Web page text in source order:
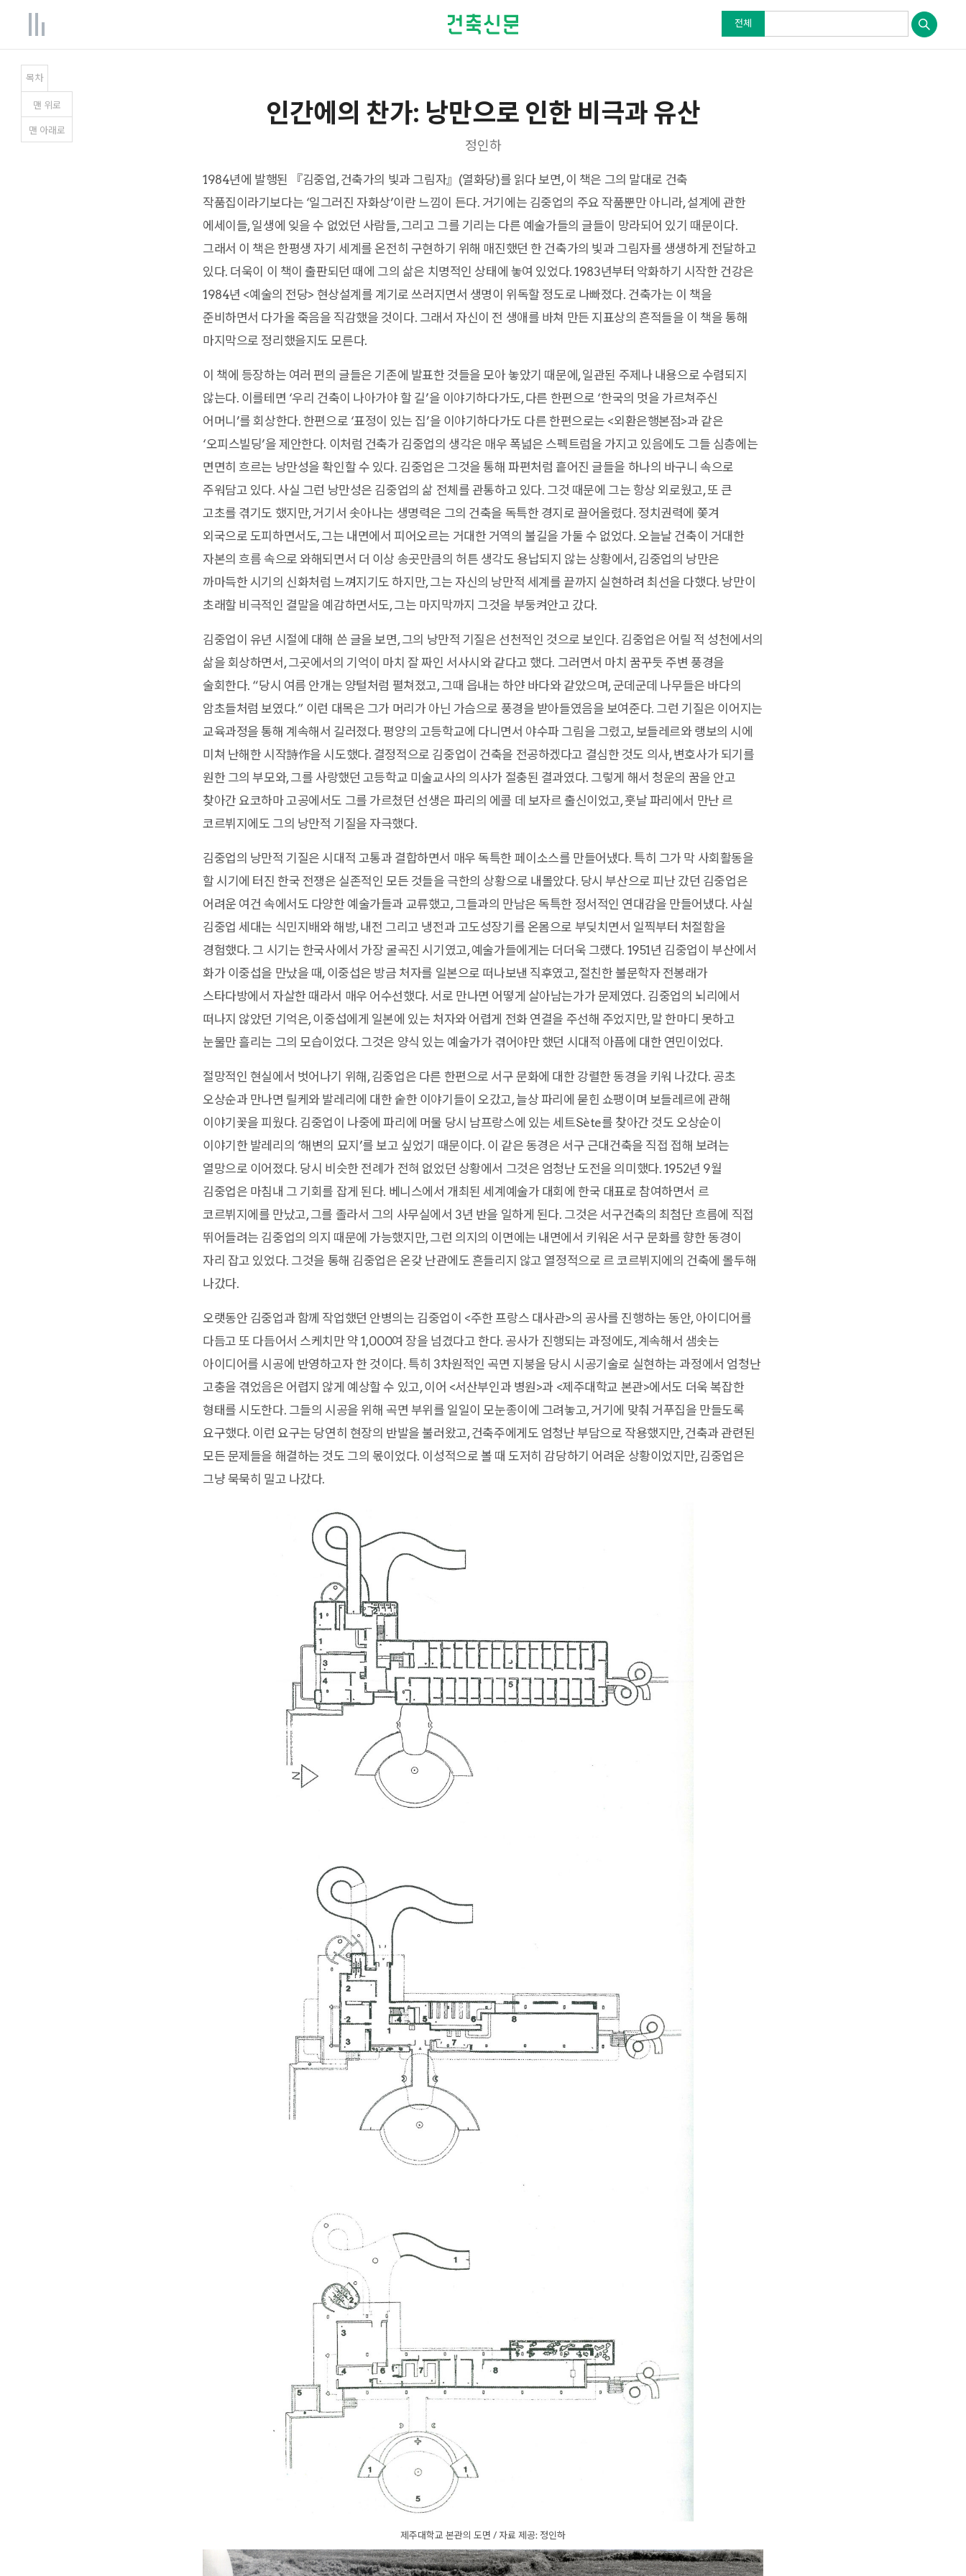
전체
목차
인간에의 찬가: 낭만으로 인한 비극과 유산
정인하
1984년에 발행된 『김중업, 건축가의 빛과 그림자』(열화당)를 읽다 보면, 이 책은 그의 말대로 건축
작품집이라기보다는 ‘일그러진 자화상’이란 느낌이 든다. 거기에는 김중업의 주요 작품뿐만 아니라, 설계에 관한
에세이들, 일생에 잊을 수 없었던 사람들, 그리고 그를 기리는 다른 예술가들의 글들이 망라되어 있기 때문이다.
그래서 이 책은 한평생 자기 세계를 온전히 구현하기 위해 매진했던 한 건축가의 빛과 그림자를 생생하게 전달하고
있다. 더욱이 이 책이 출판되던 때에 그의 삶은 치명적인 상태에 놓여 있었다. 1983년부터 악화하기 시작한 건강은
1984년 <예술의 전당> 현상설계를 계기로 쓰러지면서 생명이 위독할 정도로 나빠졌다. 건축가는 이 책을
준비하면서 다가올 죽음을 직감했을 것이다. 그래서 자신이 전 생애를 바쳐 만든 지표상의 흔적들을 이 책을 통해
마지막으로 정리했을지도 모른다.
이 책에 등장하는 여러 편의 글들은 기존에 발표한 것들을 모아 놓았기 때문에, 일관된 주제나 내용으로 수렴되지
않는다. 이를테면 ‘우리 건축이 나아가야 할 길’을 이야기하다가도, 다른 한편으로 ‘한국의 멋을 가르쳐주신
어머니’를 회상한다. 한편으로 ‘표정이 있는 집’을 이야기하다가도 다른 한편으로는 <외환은행본점>과 같은
‘오피스빌딩’을 제안한다. 이처럼 건축가 김중업의 생각은 매우 폭넓은 스펙트럼을 가지고 있음에도 그들 심층에는
면면히 흐르는 낭만성을 확인할 수 있다. 김중업은 그것을 통해 파편처럼 흩어진 글들을 하나의 바구니 속으로
주워담고 있다. 사실 그런 낭만성은 김중업의 삶 전체를 관통하고 있다. 그것 때문에 그는 항상 외로웠고, 또 큰
고초를 겪기도 했지만, 거기서 솟아나는 생명력은 그의 건축을 독특한 경지로 끌어올렸다. 정치권력에 쫓겨
외국으로 도피하면서도, 그는 내면에서 피어오르는 거대한 거역의 불길을 가둘 수 없었다. 오늘날 건축이 거대한
자본의 흐름 속으로 와해되면서 더 이상 송곳만큼의 허튼 생각도 용납되지 않는 상황에서, 김중업의 낭만은
까마득한 시기의 신화처럼 느껴지기도 하지만, 그는 자신의 낭만적 세계를 끝까지 실현하려 최선을 다했다. 낭만이
초래할 비극적인 결말을 예감하면서도, 그는 마지막까지 그것을 부둥켜안고 갔다.
김중업이 유년 시절에 대해 쓴 글을 보면, 그의 낭만적 기질은 선천적인 것으로 보인다. 김중업은 어릴 적 성천에서의
삶을 회상하면서, 그곳에서의 기억이 마치 잘 짜인 서사시와 같다고 했다. 그러면서 마치 꿈꾸듯 주변 풍경을
술회한다. “당시 여름 안개는 양털처럼 펼쳐졌고, 그때 읍내는 하얀 바다와 같았으며, 군데군데 나무들은 바다의
암초들처럼 보였다.” 이런 대목은 그가 머리가 아닌 가슴으로 풍경을 받아들였음을 보여준다. 그런 기질은 이어지는
교육과정을 통해 계속해서 길러졌다. 평양의 고등학교에 다니면서 야수파 그림을 그렸고, 보들레르와 랭보의 시에
미쳐 난해한 시작詩作을 시도했다. 결정적으로 김중업이 건축을 전공하겠다고 결심한 것도 의사, 변호사가 되기를
원한 그의 부모와, 그를 사랑했던 고등학교 미술교사의 의사가 절충된 결과였다. 그렇게 해서 청운의 꿈을 안고
찾아간 요코하마 고공에서도 그를 가르쳤던 선생은 파리의 에콜 데 보자르 출신이었고, 훗날 파리에서 만난 르
코르뷔지에도 그의 낭만적 기질을 자극했다.
김중업의 낭만적 기질은 시대적 고통과 결합하면서 매우 독특한 페이소스를 만들어냈다. 특히 그가 막 사회활동을
할 시기에 터진 한국 전쟁은 실존적인 모든 것들을 극한의 상황으로 내몰았다. 당시 부산으로 피난 갔던 김중업은
어려운 여건 속에서도 다양한 예술가들과 교류했고, 그들과의 만남은 독특한 정서적인 연대감을 만들어냈다. 사실
김중업 세대는 식민지배와 해방, 내전 그리고 냉전과 고도성장기를 온몸으로 부딪치면서 일찍부터 처절함을
경험했다. 그 시기는 한국사에서 가장 굴곡진 시기였고, 예술가들에게는 더더욱 그랬다. 1951년 김중업이 부산에서
화가 이중섭을 만났을 때, 이중섭은 방금 처자를 일본으로 떠나보낸 직후였고, 절친한 불문학자 전봉래가
스타다방에서 자살한 때라서 매우 어수선했다. 서로 만나면 어떻게 살아남는가가 문제였다. 김중업의 뇌리에서
떠나지 않았던 기억은, 이중섭에게 일본에 있는 처자와 어렵게 전화 연결을 주선해 주었지만, 말 한마디 못하고
눈물만 흘리는 그의 모습이었다. 그것은 양식 있는 예술가가 겪어야만 했던 시대적 아픔에 대한 연민이었다.
절망적인 현실에서 벗어나기 위해, 김중업은 다른 한편으로 서구 문화에 대한 강렬한 동경을 키워 나갔다. 공초
오상순과 만나면 릴케와 발레리에 대한 숱한 이야기들이 오갔고, 늘상 파리에 묻힌 쇼팽이며 보들레르에 관해
이야기꽃을 피웠다. 김중업이 나중에 파리에 머물 당시 남프랑스에 있는 세트Sète를 찾아간 것도 오상순이
이야기한 발레리의 ‘해변의 묘지’를 보고 싶었기 때문이다. 이 같은 동경은 서구 근대건축을 직접 접해 보려는
열망으로 이어졌다. 당시 비슷한 전례가 전혀 없었던 상황에서 그것은 엄청난 도전을 의미했다. 1952년 9월
김중업은 마침내 그 기회를 잡게 된다. 베니스에서 개최된 세계예술가 대회에 한국 대표로 참여하면서 르
코르뷔지에를 만났고, 그를 졸라서 그의 사무실에서 3년 반을 일하게 된다. 그것은 서구건축의 최첨단 흐름에 직접
뛰어들려는 김중업의 의지 때문에 가능했지만, 그런 의지의 이면에는 내면에서 키워온 서구 문화를 향한 동경이
자리 잡고 있었다. 그것을 통해 김중업은 온갖 난관에도 흔들리지 않고 열정적으로 르 코르뷔지에의 건축에 몰두해
나갔다.
오랫동안 김중업과 함께 작업했던 안병의는 김중업이 <주한 프랑스 대사관>의 공사를 진행하는 동안, 아이디어를
다듬고 또 다듬어서 스케치만 약 1,000여 장을 넘겼다고 한다. 공사가 진행되는 과정에도, 계속해서 샘솟는
아이디어를 시공에 반영하고자 한 것이다. 특히 3차원적인 곡면 지붕을 당시 시공기술로 실현하는 과정에서 엄청난
고충을 겪었음은 어렵지 않게 예상할 수 있고, 이어 <서산부인과 병원>과 <제주대학교 본관>에서도 더욱 복잡한
형태를 시도한다. 그들의 시공을 위해 곡면 부위를 일일이 모눈종이에 그려놓고, 거기에 맞춰 거푸집을 만들도록
요구했다. 이런 요구는 당연히 현장의 반발을 불러왔고, 건축주에게도 엄청난 부담으로 작용했지만, 건축과 관련된
모든 문제들을 해결하는 것도 그의 몫이었다. 이성적으로 볼 때 도저히 감당하기 어려운 상황이었지만, 김중업은
그냥 묵묵히 밀고 나갔다.
제주대학교 본관의 도면 / 자료 제공: 정인하
맨 위 로
맨 아래로